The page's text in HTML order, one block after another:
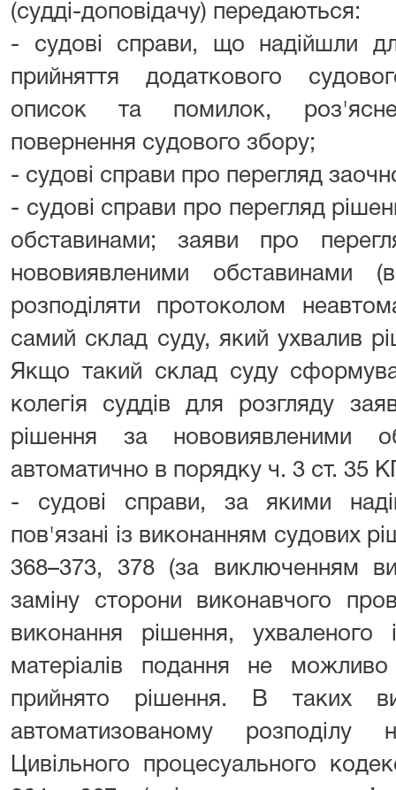
(судді-доповідачу) передаються:
- судові справи, що надійшли
прийняття додаткового
описок та помилок,
повернення судового збору;
- судові справи про перегляд
- судові справи про перегляд
обставинами; заяви про
нововиявленими обставинами
розподіляти протоколом
самий склад суду, який ухвалив
Якщо такий склад суду
колегія суддів для розгляду
рішення за нововиявленими
автоматично в порядку ч. 3 ст. 35
- судові справи, за якими
пов'язані із виконанням судових
368–373, 378 (за виключенням
заміну сторони виконавчого
виконання рішення,
матеріалів подання не
прийнято рішення. В таких
автоматизованому розподілу
Цивільного процесуального